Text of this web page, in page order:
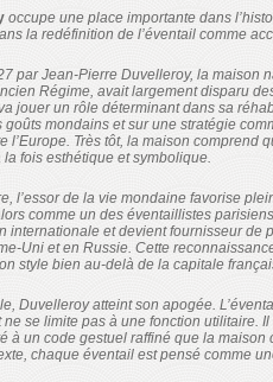
occupe une place importante dans
la redéfinition de l’éventail comme
par Jean-Pierre Duvelleroy, la maison
Régime, avait largement disparu
jouer un rôle déterminant dans sa
mondains et sur une stratégie
l’Europe. Très tôt, la maison comprend
fois esthétique et symbolique.
l’essor de la vie mondaine favorise
comme un des éventaillistes
internationale et devient fournisseur de
Uni et en Russie. Cette
style bien au-delà de la capitale
Duvelleroy atteint son apogée.
se limite pas à une fonction utilitaire.
à un code gestuel raffiné que la
chaque éventail est pensé comme